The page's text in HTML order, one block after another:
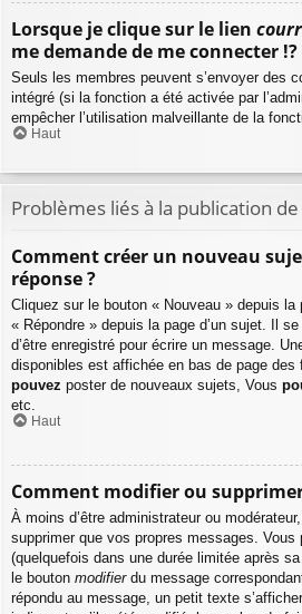
Lorsque je clique sur le lien
me demande de me connecter !?
Seuls les membres peuvent s’envoyer des
intégré (si la fonction a été activée par
empêcher l’utilisation malveillante de la
Haut
Problèmes liés à la publication
Comment créer un nouveau
réponse ?
Cliquez sur le bouton « Nouveau » depuis la
« Répondre » depuis la page d’un sujet. Il
d’être enregistré pour écrire un message.
disponibles est affichée en bas de page des
pouvez poster de nouveaux sujets, Vous
etc.
Haut
Comment modifier ou
À moins d’être administrateur ou
supprimer que vos propres messages.
(quelquefois dans une durée limitée après
le bouton modifierdu message
répondu au message, un petit texte